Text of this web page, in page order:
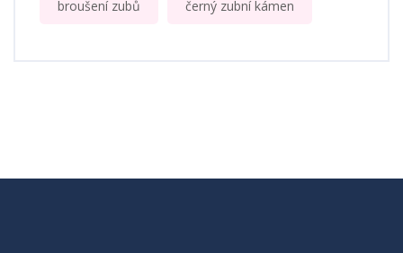
broušení zubů černý zubní kámen